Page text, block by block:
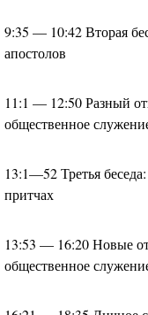
9:35 — 10:42 Вторая
апостолов
11:1 — 12:50 Разный
общественное
13:1—52 Третья
притчах
13:53 — 16:20 Новые
общественное